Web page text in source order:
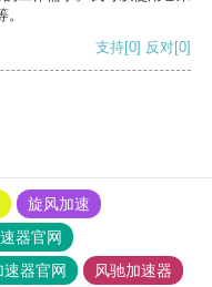
支持[0] 反对[0]
旋风加速
器官网
速器官网
风驰加速器